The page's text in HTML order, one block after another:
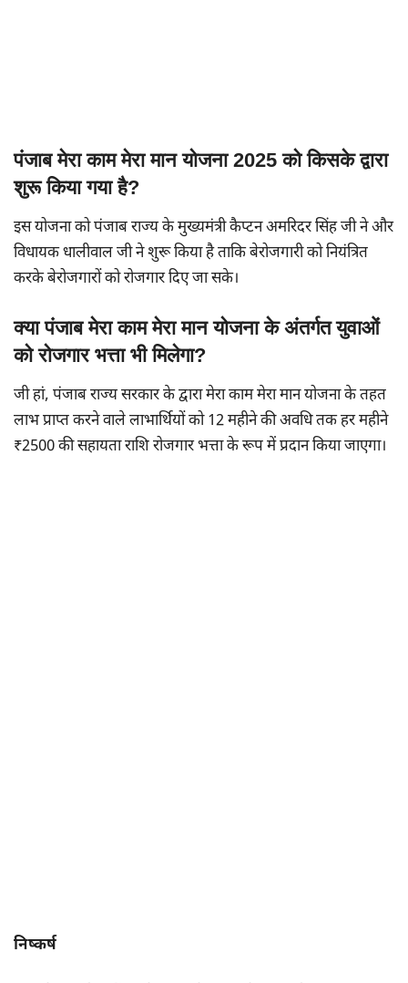
पंजाब मेरा काम मेरा मान योजना 2025 को किसके द्वारा
शुरू किया गया है?
इस योजना को पंजाब राज्य के मुख्यमंत्री कैप्टन अमरिदर सिंह जी ने और
विधायक धालीवाल जी ने शुरू किया है ताकि बेरोजगारी को नियंत्रित
करके बेरोजगारों को रोजगार दिए जा सके।
क्या पंजाब मेरा काम मेरा मान योजना के अंतर्गत युवाओं
को रोजगार भत्ता भी मिलेगा?
जी हां, पंजाब राज्य सरकार के द्वारा मेरा काम मेरा मान योजना के तहत
लाभ प्राप्त करने वाले लाभार्थियों को 12 महीने की अवधि तक हर महीने
₹2500 की सहायता राशि रोजगार भत्ता के रूप में प्रदान किया जाएगा।
निष्कर्ष